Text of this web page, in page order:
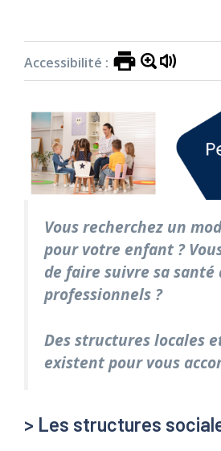
Accessibilité :
Vous recherchez un
pour votre enfant ?
de faire suivre sa santé
professionnels ?
Des structures locales
existent pour vous
> Les structures